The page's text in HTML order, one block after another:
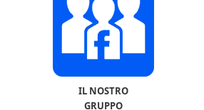
IL NOSTRO
GRUPPO